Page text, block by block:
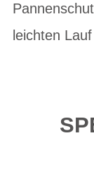
leichten